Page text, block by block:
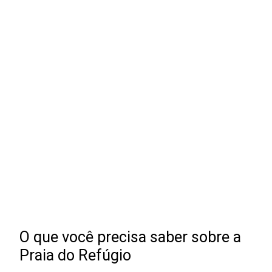
O que você precisa saber sobre a
Praia do Refúgio